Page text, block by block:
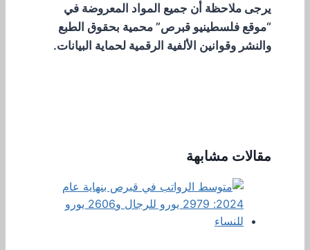
يرجى ملاحظة أن جميع المواد المعروضة في
“موقع فلسطينيو قبرص” محمية بحقوق الطبع
والنشر وقوانين الألفية الرقمية لحماية البيانات.
مقالات مشابهة